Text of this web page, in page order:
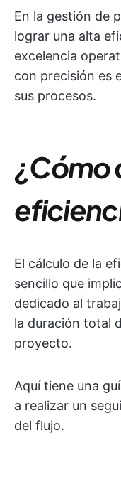
En la gestión de
lograr una alta
excelencia
con precisión es
sus procesos.
¿Cómo
El cálculo de la
sencillo que
dedicado al
la duración total
proyecto.
Aquí tiene una
a realizar un
del flujo.